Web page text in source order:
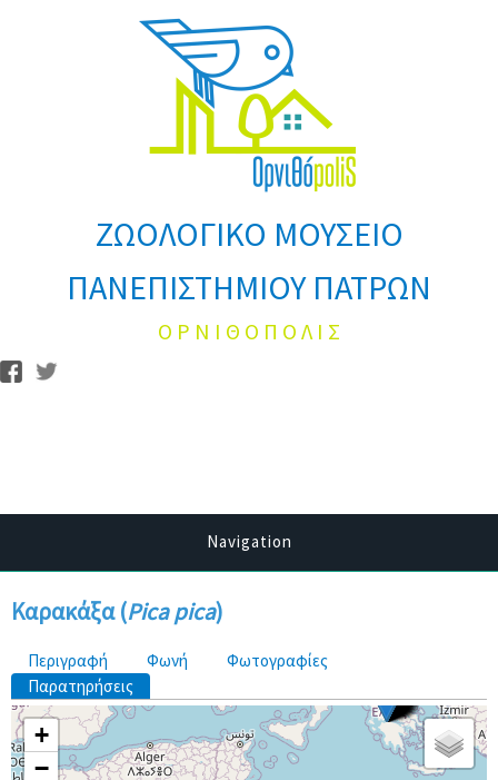
ΖΩΟΛΟΓΙΚΟ ΜΟΥΣΕΙΟ
ΠΑΝΕΠΙΣΤΗΜΙΟΥ ΠΑΤΡΩΝ
Ο Ρ Ν Ι Θ Ο Π Ο Λ Ι Σ
Navigation
Καρακάξα (Pica pica)
Πρωτεύουσες καρτέλες
Περιγραφή Φωνή
Φωτογραφίες
Παρατηρήσεις
+
−